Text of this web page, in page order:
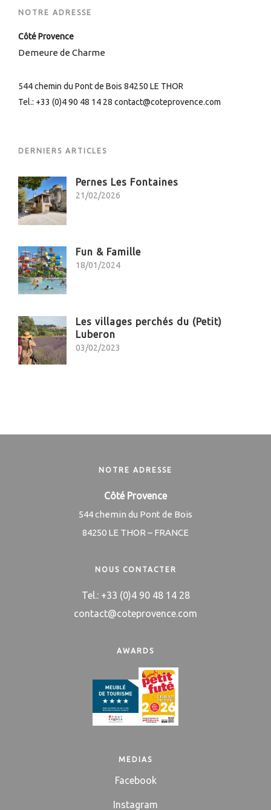
NOTRE ADRESSE
Côté Provence
Demeure de Charme
544 chemin du Pont de Bois 84250 LE THOR
Tel.: +33 (0)4 90 48 14 28 contact@coteprovence.com
DERNIERS ARTICLES
Pernes Les Fontaines
21/02/2026
Fun & Famille
18/01/2024
Les villages perchés du (Petit)
Luberon
03/02/2023
NOTRE ADRESSE
Côté Provence
544 chemin du Pont de Bois
84250 LE THOR – FRANCE
NOUS CONTACTER
Tel.: +33 (0)4 90 48 14 28
contact@coteprovence.com
AWARDS
MEDIAS
Facebook
Instagram